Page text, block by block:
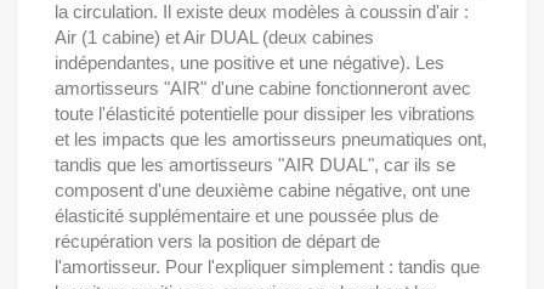
la circulation. Il existe deux modèles à coussin d'air :
Air (1 cabine) et Air DUAL (deux cabines
indépendantes, une positive et une négative). Les
amortisseurs "AIR" d'une cabine fonctionneront avec
toute l'élasticité potentielle pour dissiper les vibrations
et les impacts que les amortisseurs pneumatiques ont,
tandis que les amortisseurs "AIR DUAL", car ils se
composent d'une deuxième cabine négative, ont une
élasticité supplémentaire et une poussée plus de
récupération vers la position de départ de
l'amortisseur. Pour l'expliquer simplement : tandis que